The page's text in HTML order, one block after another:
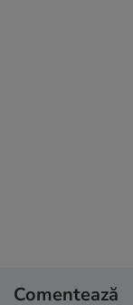
Comentează